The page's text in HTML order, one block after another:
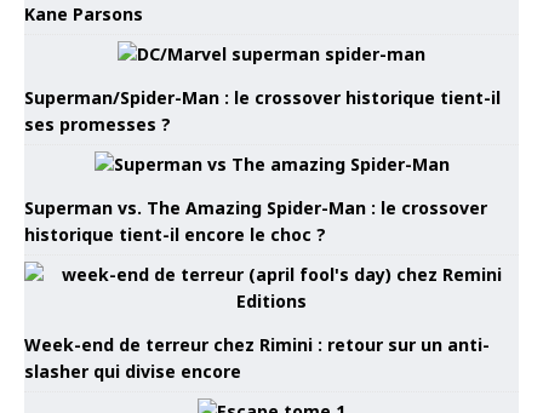
Kane Parsons
Superman/Spider-Man : le crossover historique tient-il
ses promesses ?
Superman vs. The Amazing Spider-Man : le crossover
historique tient-il encore le choc ?
Week-end de terreur chez Rimini : retour sur un anti-
slasher qui divise encore